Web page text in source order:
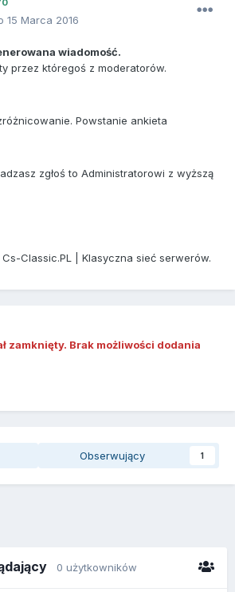
15 Marca 2016
wiadomość.
przez któregoś z moderatorów.
Powstanie ankieta
zgłoś to Administratorowi z wyższą
Classic.PL | Klasyczna sieć serwerów.
zamknięty. Brak możliwości dodania
Obserwujący 1
0 użytkowników